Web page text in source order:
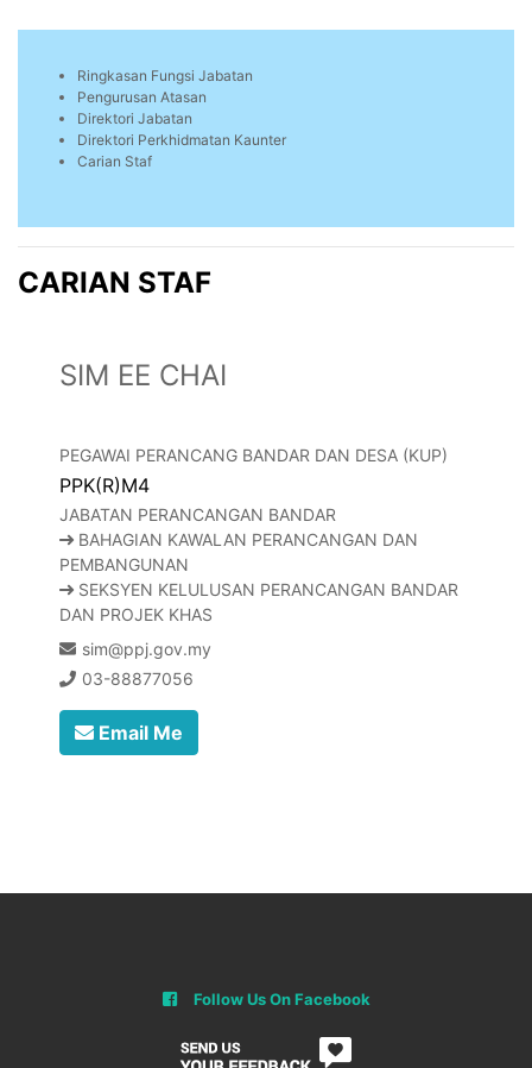
Ringkasan Fungsi Jabatan
Pengurusan Atasan
Direktori Jabatan
Direktori Perkhidmatan Kaunter
Carian Staf
CARIAN STAF
SIM EE CHAI
PEGAWAI PERANCANG BANDAR DAN DESA (KUP)
PPK(R)M4
JABATAN PERANCANGAN BANDAR
BAHAGIAN KAWALAN PERANCANGAN DAN
PEMBANGUNAN
SEKSYEN KELULUSAN PERANCANGAN BANDAR
DAN PROJEK KHAS
sim@ppj.gov.my
03-88877056
Email Me
Follow Us On Facebook